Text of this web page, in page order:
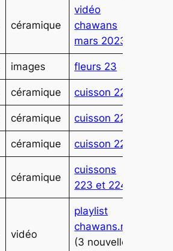
céramique
vidéo
chawans
mars 2023
images fleurs 23
céramique cuisson 227
céramique cuisson 226
céramique cuisson 225
céramique
cuissons
223 et 224
vidéo
playlist
chawans.net
(3 nouvelles